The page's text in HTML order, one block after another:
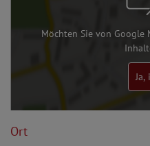
Möchten Sie von
Ja,
Ort